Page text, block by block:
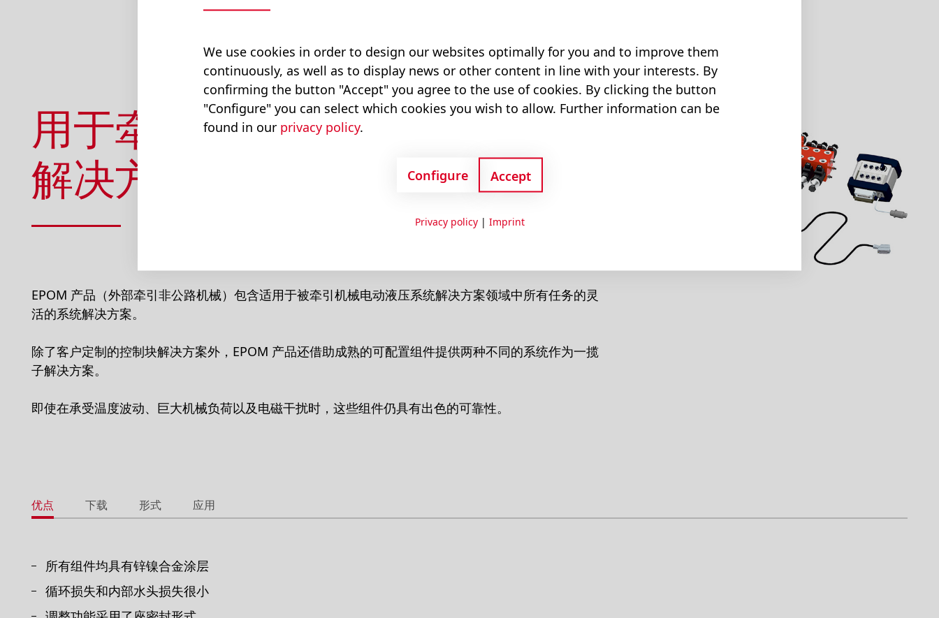
产品 系统解决方案 具体应用 用于牵引车设备的可编程系统解决方案
用于牵引车设备的可编程系统
解决方案
EPOM 产品（外部牵引非公路机械）包含适用于被牵引机械电动液压系统解决方案领域中所有任务的灵
活的系统解决方案。
除了客户定制的控制块解决方案外，EPOM 产品还借助成熟的可配置组件提供两种不同的系统作为一揽
子解决方案。
即使在承受温度波动、巨大机械负荷以及电磁干扰时，这些组件仍具有出色的可靠性。
优点 下载 形式 应用
所有组件均具有锌镍合金涂层
循环损失和内部水头损失很小
We use cookies in order to design our websites optimally for you and to improve them
continuously, as well as to display news or other content in line with your interests. By
confirming the button "Accept" you agree to the use of cookies. By clicking the button
"Configure" you can select which cookies you wish to allow. Further information can be
found in our privacy policy.
Configure Accept
Privacy policy| Imprint